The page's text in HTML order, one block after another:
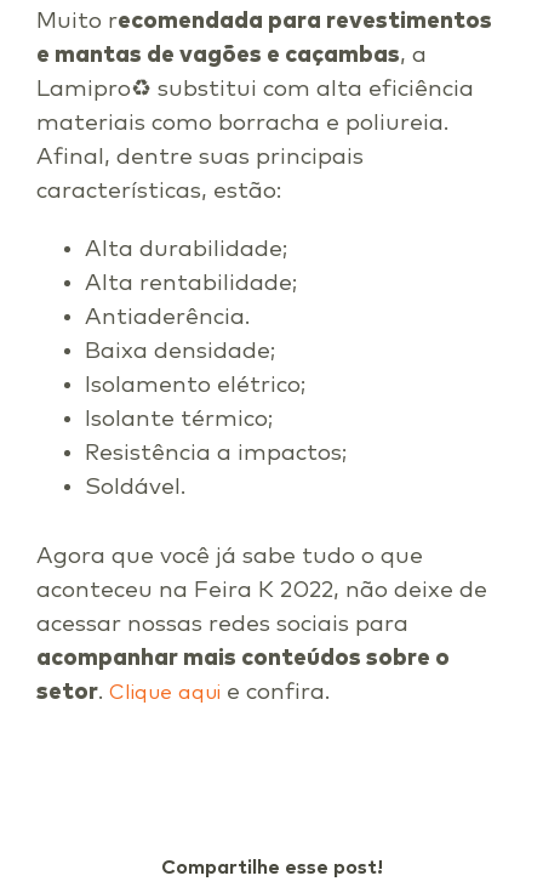
Muito recomendada para revestimentos
e mantas de vagões e caçambas, a
Lamipro♻ substitui com alta eficiência
materiais como borracha e poliureia.
Afinal, dentre suas principais
características, estão:
Alta durabilidade;
Alta rentabilidade;
Antiaderência.
Baixa densidade;
Isolamento elétrico;
Isolante térmico;
Resistência a impactos;
Soldável.
Agora que você já sabe tudo o que
aconteceu na Feira K 2022, não deixe de
acessar nossas redes sociais para
acompanhar mais conteúdos sobre o
setor. Clique aqui e confira.
Compartilhe esse post!